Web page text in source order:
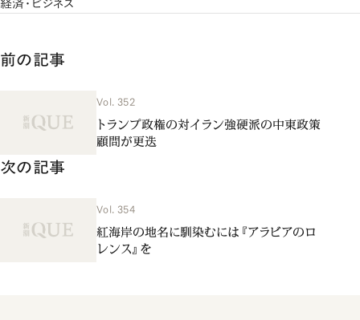
経済・ビジネス
前の記事
Vol. 352
トランプ政権の対イラン強硬派の中東政策
顧問が更迭
次の記事
Vol. 354
紅海岸の地名に馴染むには『アラビアのロ
レンス』を